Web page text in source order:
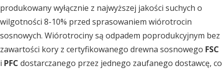
produkowany wyłącznie z najwyższej jakości suchych o
wilgotności 8-10% przed sprasowaniem wiórotrocin
sosnowych. Wiórotrociny są odpadem poprodukcyjnym bez
zawartości kory z certyfikowanego drewna sosnowego FSC
i PFC dostarczanego przez jednego zaufanego dostawcę, co